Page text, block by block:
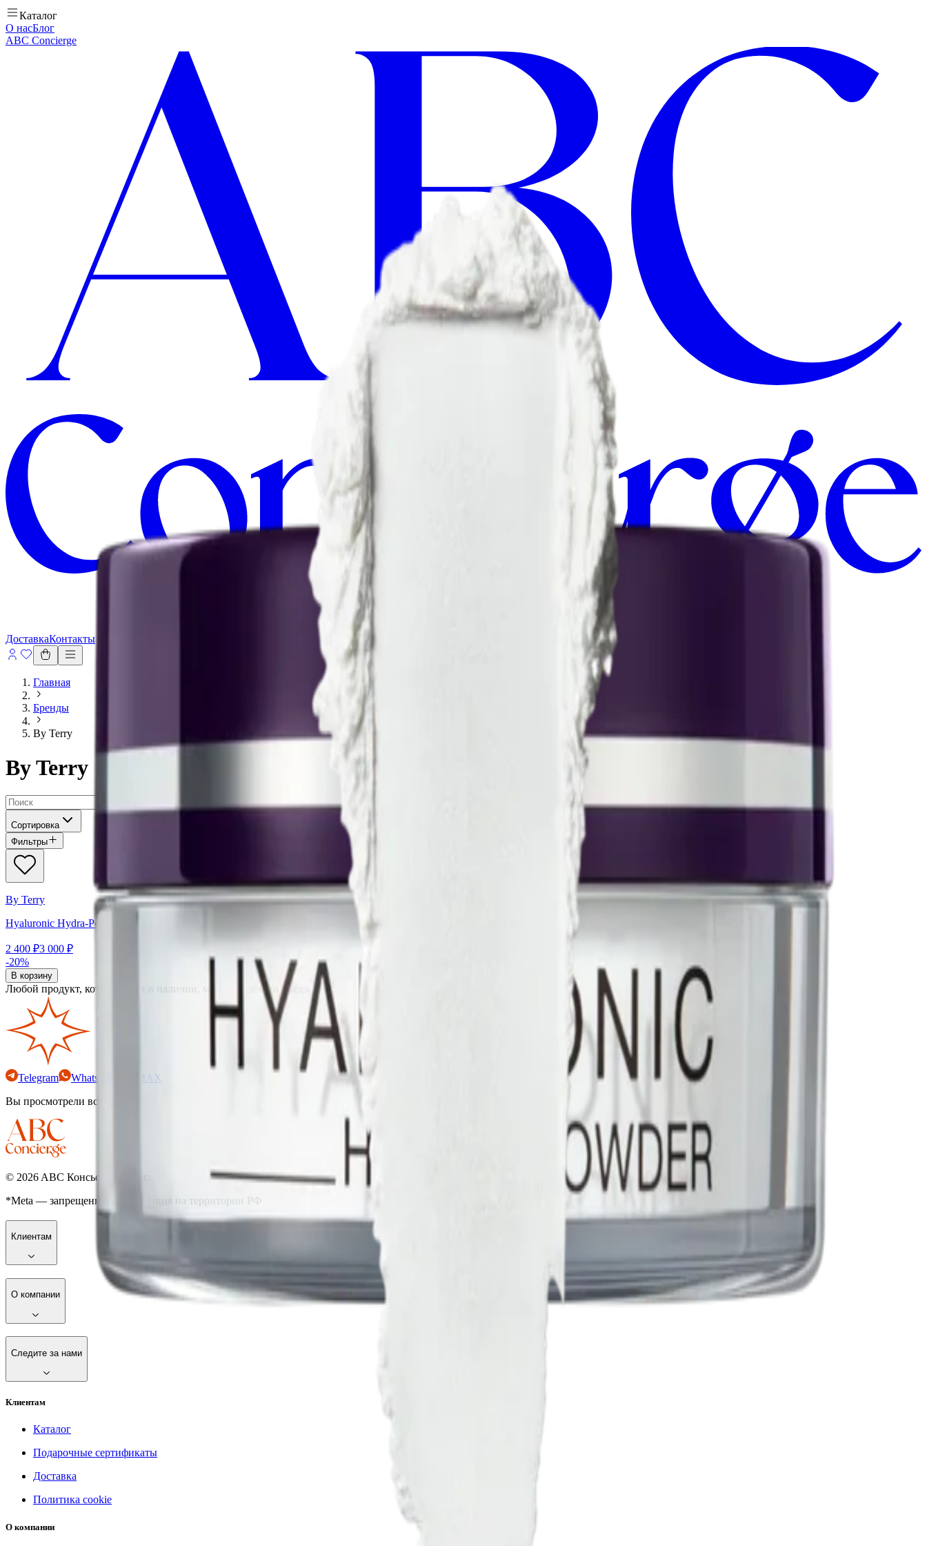
Каталог
О насБлог
ABC Concierge
ДоставкаКонтакты
Главная
Бренды
By Terry
By Terry
Сортировка
Фильтры
By Terry
Hyaluronic Hydra-Powder Travel-Size
2 400 ₽3 000 ₽
-20%
В корзину
Любой продукт, которого нет в наличии, мы привезем по предзаказу:
Telegram WhatsApp*
MAX
Вы просмотрели все товары
© 2026 ABC Консьерж-сервис
*Meta — запрещенная организация на территории РФ
Клиентам
О компании
Следите за нами
Клиентам
Каталог
Подарочные сертификаты
Доставка
Политика cookie
О компании